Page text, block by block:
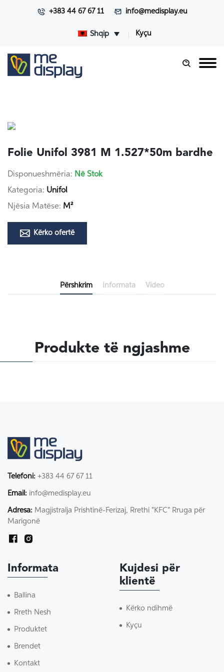
+383 44 67 67 11 info@medisplay.eu
Shqip Kyçu
Folie Unifol 3981 M 1.527*50m bardhe
Disponueshmëria: Në Stok
Kategoria: Unifol
Njësia Matëse: M²
Kërko ofertë
Përshkrim Informata Video
Produkte të ngjashme
Telefoni: +383 44 67 67 11
Email: info@medisplay.eu
Adresa: Magjistralja Prishtinë-Ferizaj, Rrethi "KFC" Rruga për
Marigonë
Informata
Ballina
Rreth Nesh
Produktet
Brendet
Kontakt
Kujdesi për
klientë
Kërko ndihmë
Kyçu